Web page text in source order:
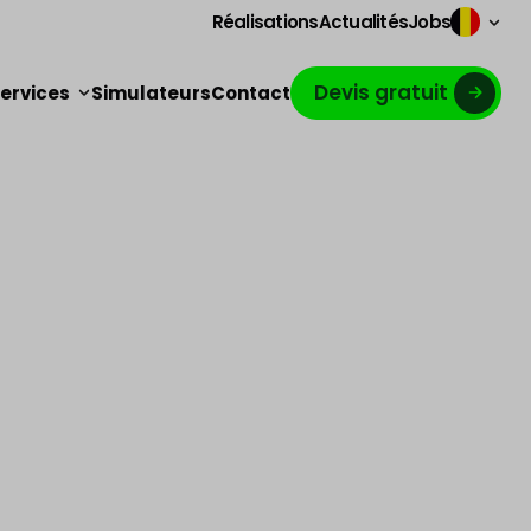
RéalisationsActualitésJobs
SimulateursContact Devis gratuit